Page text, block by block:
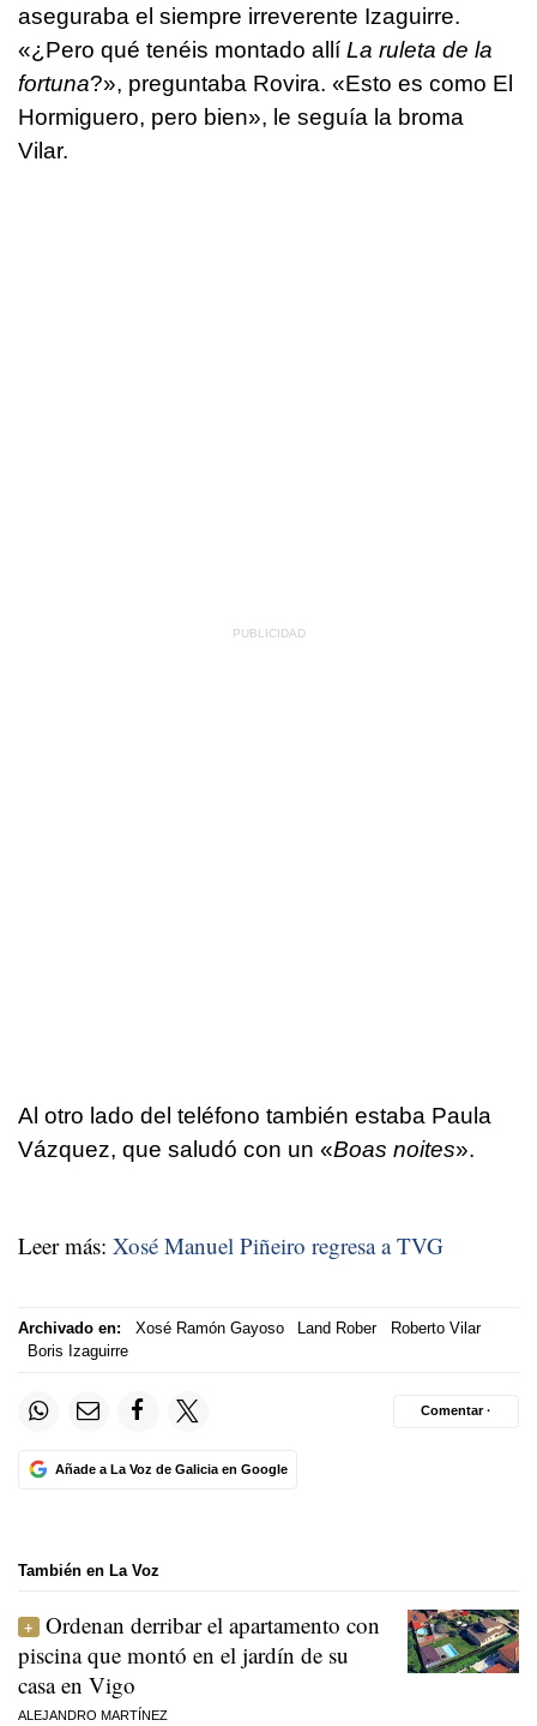
aseguraba el siempre irreverente Izaguirre.
«¿Pero qué tenéis montado allí La ruleta de la
fortuna?», preguntaba Rovira. «Esto es como El
Hormiguero, pero bien», le seguía la broma
Vilar.
Al otro lado del teléfono también estaba Paula
Vázquez, que saludó con un «Boas noites».
Leer más: Xosé Manuel Piñeiro regresa a TVG
Archivado en: Xosé Ramón Gayoso Land Rober
Roberto Vilar
Boris Izaguirre
Añade a La Voz de Galicia en Google
Comentar ·
También en La Voz
Ordenan derribar el apartamento con
piscina que montó en el jardín de su
casa en Vigo
ALEJANDRO MARTÍNEZ